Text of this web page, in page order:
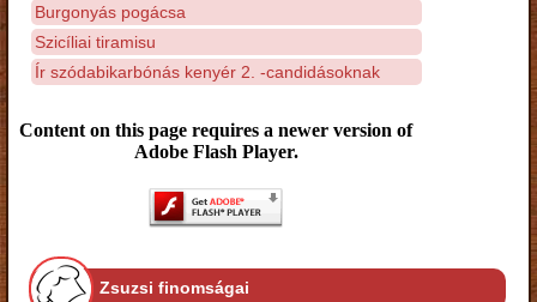
Burgonyás pogácsa
Szicíliai tiramisu
Ír szódabikarbónás kenyér 2. -candidásoknak
Content on this page requires a newer version of
Adobe Flash Player.
Zsuzsi finomságai